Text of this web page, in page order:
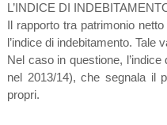
L’INDICE DI
Il rapporto tra patrimonio
l’indice di indebitamento. Tale
Nel caso in questione,
nel 2013/14), che segnala il
propri.